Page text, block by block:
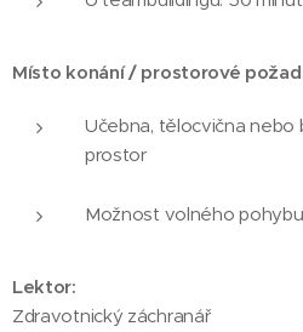
Místo konání / prostorové
Učebna, tělocvična
prostor
Možnost volného
Lektor:
Zdravotnický záchranář